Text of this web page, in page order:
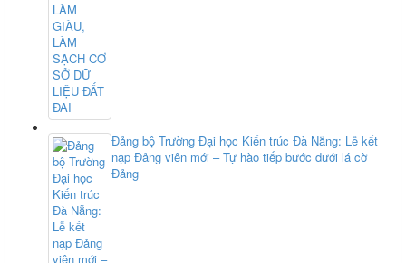
Đảng bộ Trường Đại học Kiến trúc Đà Nẵng: Lễ kết
nạp Đảng viên mới – Tự hào tiếp bước dưới lá cờ
Đảng